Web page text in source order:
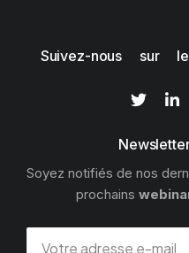
Suivez-nous sur
Soyez notifiés de nos
prochains